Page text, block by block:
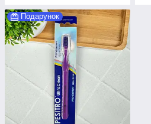
Подарунок